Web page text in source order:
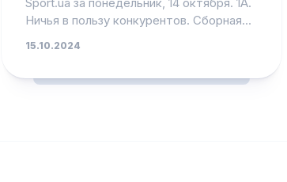
Ничья в пользу конкурентов. Сборная...
15.10.2024